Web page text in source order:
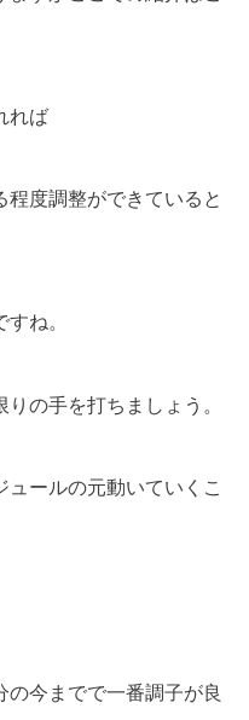
れば
度調整ができていると
ね。
の手を打ちましょう。
ールの元動いていくこ
今までで一番調子が良